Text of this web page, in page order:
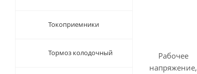
Рабочее
напряжение,
Токоприемники
Тормоз колодочный